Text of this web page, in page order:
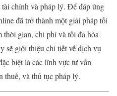
chính và pháp lý. Để đáp ứng
đã trở thành một giải pháp tối
gian, chi phí và tối đa hóa
sẽ giới thiệu chi tiết về dịch vụ
biệt là các lĩnh vực tư vấn
thuế, và thủ tục pháp lý.